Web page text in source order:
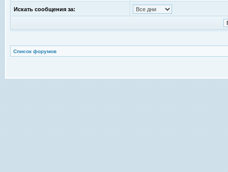
Искать сообщения за:
Список форумов